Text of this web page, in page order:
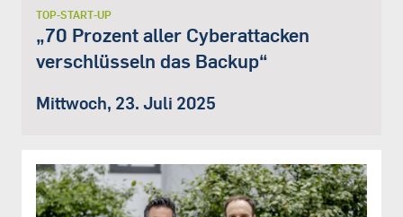
TOP-START-UP
„70 Prozent aller Cyberattacken
verschlüsseln das Backup“
Mittwoch, 23. Juli 2025